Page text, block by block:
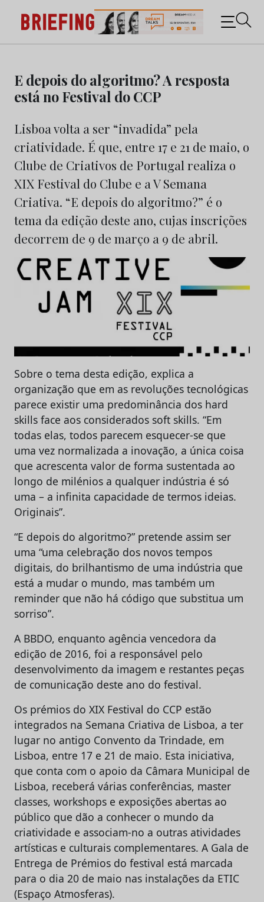
content
Briefing: Todas as notícias sobre os negócios do
Marketing e da Publicidade
E depois do algoritmo? A resposta
está no Festival do CCP
Lisboa volta a ser “invadida” pela
criatividade. É que, entre 17 e 21 de maio, o
Clube de Criativos de Portugal realiza o
XIX Festival do Clube e a V Semana
Criativa. “E depois do algoritmo?” é o
tema da edição deste ano, cujas inscrições
decorrem de 9 de março a 9 de abril.
Sobre o tema desta edição, explica a
organização que em as revoluções tecnológicas
parece existir uma predominância dos hard
skills face aos considerados soft skills. “Em
todas elas, todos parecem esquecer-se que
uma vez normalizada a inovação, a única coisa
que acrescenta valor de forma sustentada ao
longo de milénios a qualquer indústria é só
uma – a infinita capacidade de termos ideias.
Originais”.
“E depois do algoritmo?” pretende assim ser
uma “uma celebração dos novos tempos
digitais, do brilhantismo de uma indústria que
está a mudar o mundo, mas também um
reminder que não há código que substitua um
sorriso”.
A BBDO, enquanto agência vencedora da
edição de 2016, foi a responsável pelo
desenvolvimento da imagem e restantes peças
de comunicação deste ano do festival.
Os prémios do XIX Festival do CCP estão
integrados na Semana Criativa de Lisboa, a ter
lugar no antigo Convento da Trindade, em
Lisboa, entre 17 e 21 de maio. Esta iniciativa,
que conta com o apoio da Câmara Municipal de
Lisboa, receberá várias conferências, master
classes, workshops e exposições abertas ao
público que dão a conhecer o mundo da
criatividade e associam-no a outras atividades
artísticas e culturais complementares. A Gala de
Entrega de Prémios do festival está marcada
para o dia 20 de maio nas instalações da ETIC
(Espaço Atmosferas).